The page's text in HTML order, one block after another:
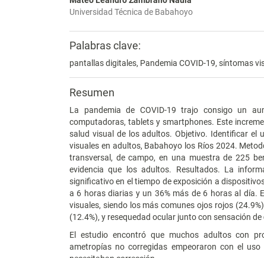
Universidad Técnica de Babahoyo
Palabras clave:
pantallas digitales, Pandemia COVID-19, síntomas
Resumen
La pandemia de COVID-19 trajo consigo un
computadoras, tablets y smartphones. Este
salud visual de los adultos. Objetivo. Identificar el
visuales en adultos, Babahoyo los Ríos 2024.
transversal, de campo, en una muestra de 225
evidencia que los adultos. Resultados. La
significativo en el tiempo de exposición a
a 6 horas diarias y un 36% más de 6 horas al día.
visuales, siendo los más comunes ojos rojos
(12.4%), y resequedad ocular junto con sensación
El estudio encontró que muchos adultos con
ametropías no corregidas empeoraron con el